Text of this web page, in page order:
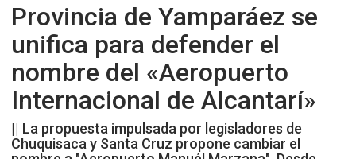
Provincia de Yamparáez se
unifica para defender el
nombre del «Aeropuerto
Internacional de Alcantarí»
|| La propuesta impulsada por legisladores de
Chuquisaca y Santa Cruz propone cambiar el